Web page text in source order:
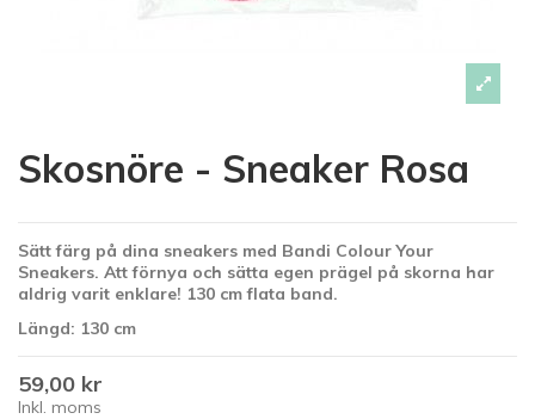
Skosnöre - Sneaker Rosa
Sätt färg på dina sneakers med Bandi Colour Your
Sneakers. Att förnya och sätta egen prägel på skorna har
aldrig varit enklare! 130 cm flata band.
Längd: 130 cm
59,00 kr
Inkl. moms